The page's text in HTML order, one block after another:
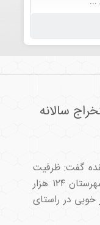
سالانه
گفت: ظرفیت
سالانه استخراج ۱۲ معدن فعال این شهرستان ۱۲۴ هزار
خوبی در راستای